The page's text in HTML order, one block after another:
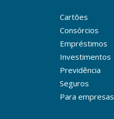
Cartões
Consórcios
Empréstimos
Investimentos
Previdência
Seguros
Para empresas